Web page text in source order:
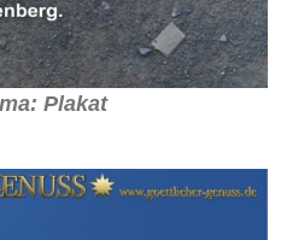
Plakat